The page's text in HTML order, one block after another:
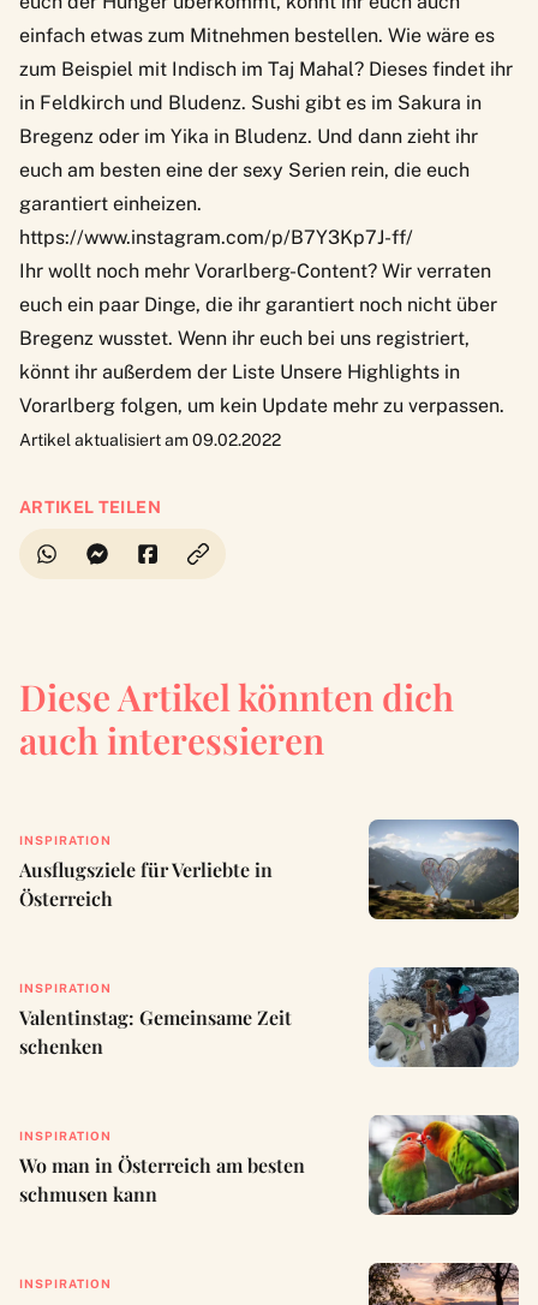
einfach etwas zum Mitnehmen bestellen. Wie wäre es
zum Beispiel mit Indisch im Taj Mahal? Dieses findet ihr
in Feldkirch und Bludenz. Sushi gibt es im Sakura in
Bregenz oder im Yika in Bludenz. Und dann zieht ihr
euch am besten eine der sexy Serien rein, die euch
garantiert einheizen.
https://www.instagram.com/p/B7Y3Kp7J-ff/
Ihr wollt noch mehr Vorarlberg-Content? Wir verraten
euch ein paar Dinge, die ihr garantiert noch nicht über
Bregenz wusstet. Wenn ihr euch bei uns registriert,
könnt ihr außerdem der Liste Unsere Highlights in
Vorarlberg folgen, um kein Update mehr zu verpassen.
Artikel aktualisiert am 09.02.2022
ARTIKEL TEILEN
Diese Artikel könnten dich
auch interessieren
INSPIRATION
Ausflugsziele für Verliebte in
Österreich
INSPIRATION
Valentinstag: Gemeinsame Zeit
schenken
INSPIRATION
Wo man in Österreich am besten
schmusen kann
INSPIRATION